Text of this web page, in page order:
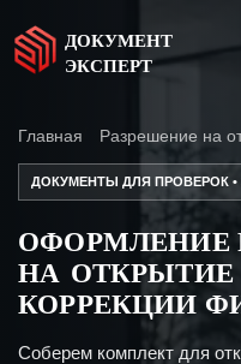
ДОКУМЕНТ
ЭКСПЕРТ
Главная Разрешение на
ДОКУМЕНТЫ ДЛЯ ПРОВЕРОК •
ОФОРМЛЕНИЕ
НА ОТКРЫТИЕ
КОРРЕКЦИИ
Соберем комплект для